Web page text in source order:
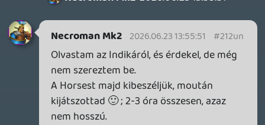
Necroman Mk2 2026.06.12 08:56:24
#2124p
Szerintem simán viszi, még ha csak min.
grafikán is. De készülj fel rá, hogy egyik-
másik jelenete erős lesz!